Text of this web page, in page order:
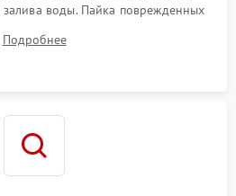
залива воды. Пайка поврежденных
проводки и контактов.
Подробнее